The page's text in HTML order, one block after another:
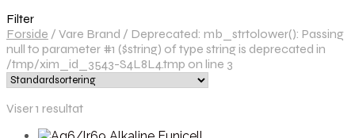
Filter
Forside / Vare Brand / Deprecated: mb_strtolower(): Passing
null to parameter #1 ($string) of type string is deprecated in
/tmp/xim_id_3543-S4L8L4.tmp on line 3
Viser 1 resultat